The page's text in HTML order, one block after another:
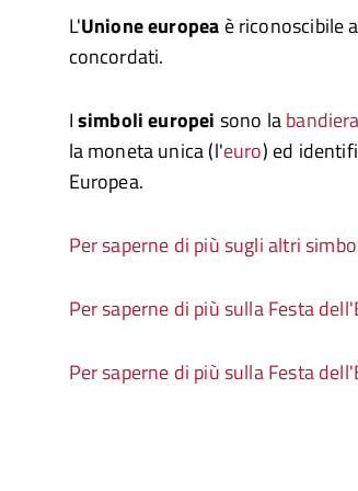
L'Unione europea è riconoscibile
concordati.
Isimboli europei sono labandiera
la moneta unica (l'euro) ed
Europea.
Per saperne di più sugli altri
Per saperne di più sulla Festa
Per saperne di più sulla Festa